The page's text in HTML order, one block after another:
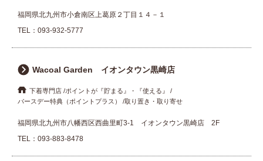
福岡県北九州市小倉南区上葛原２丁目１４－１
TEL： 093-932-5777
Wacoal Garden イオンタウン黒崎店
下着専門店 ポイントが『貯まる』・『使える』
バースデー特典（ポイントプラス）
取り置き・取り寄せ
福岡県北九州市八幡西区西曲里町3-1 イオンタウン黒崎店 2F
TEL： 093-883-8478